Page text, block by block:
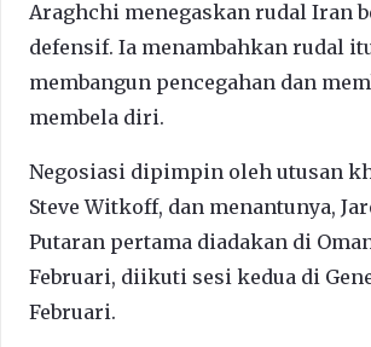
Araghchi menegaskan rudal Iran
defensif. Ia menambahkan rudal
membangun pencegahan dan
membela diri.
Negosiasi dipimpin oleh utusan
Steve Witkoff, dan menantunya,
Putaran pertama diadakan di
Februari, diikuti sesi kedua di
Februari.